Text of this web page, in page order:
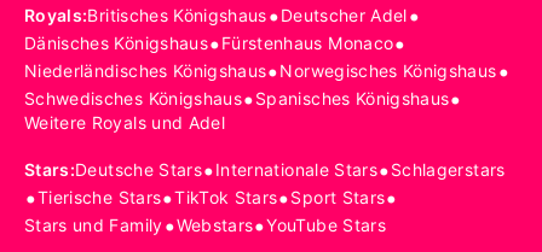
Royals:Britisches Königshaus•Deutscher Adel•
Dänisches Königshaus•Fürstenhaus Monaco•
Niederländisches Königshaus•Norwegisches Königshaus•
Schwedisches Königshaus•Spanisches Königshaus•
Weitere Royals und Adel
Stars:Deutsche Stars•Internationale Stars•Schlagerstars
•Tierische Stars•TikTok Stars•Sport Stars•
Stars und Family•Webstars•YouTube Stars